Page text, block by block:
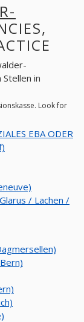
Stellen in
Look for
EBA ODER
/ Lachen /